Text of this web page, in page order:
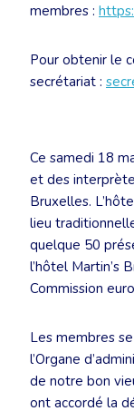
membres :
Pour obtenir le
secrétariat :
Ce samedi 18
et des
Bruxelles.
lieu
quelque 50
l’hôtel Martin’s
Commission
Les membres
l’Organe
de notre bon
ont accordé la